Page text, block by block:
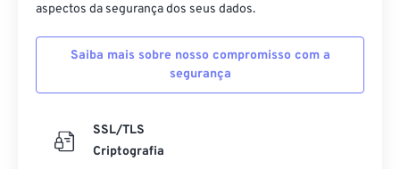
aspectos da segurança dos seus dados.
Saiba mais sobre nosso compromisso com a
segurança
SSL/TLS
Criptografia